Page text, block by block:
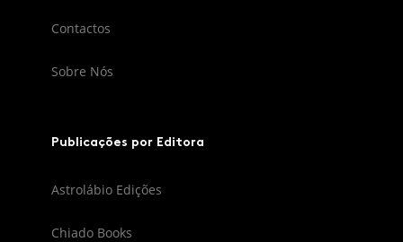
Contactos
Sobre Nós
Publicações por Editora
Astrolábio Edições
Chiado Books